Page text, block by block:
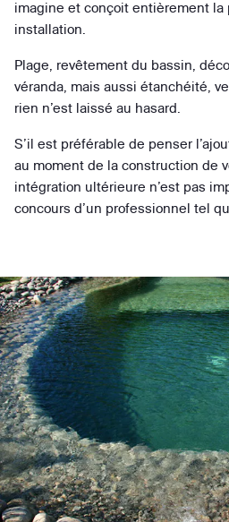
imagine et conçoit entièrement la
installation.
Plage, revêtement du bassin,
véranda, mais aussi étanchéité,
rien n’est laissé au hasard.
S’il est préférable de penser
au moment de la construction de
intégration ultérieure n’est pas
concours d’un professionnel tel